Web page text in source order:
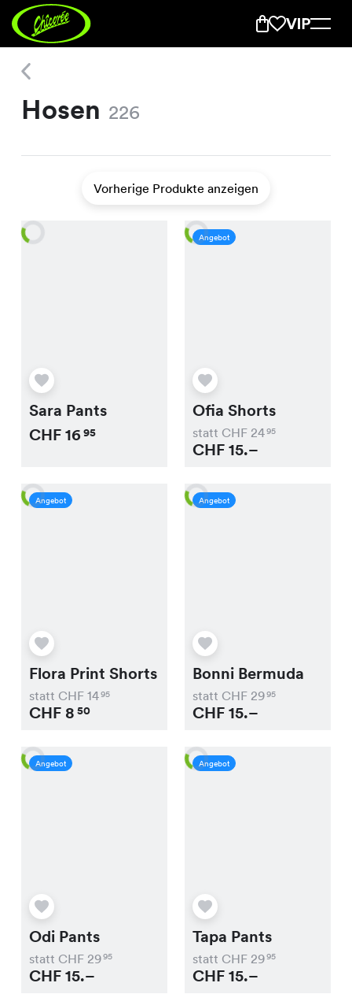
Hosen 226
Vorherige Produkte anzeigen
Sara Pants
CHF1695
Angebot
Ofia Shorts
statt CHF 2495
CHF15.–
Angebot
Flora Print Shorts
statt CHF 1495
CHF 8 50
Angebot
Bonni Bermuda
statt CHF 2995
CHF15.–
Angebot
Odi Pants
statt CHF 2995
CHF15.–
Angebot
Tapa Pants
statt CHF 2995
CHF15.–